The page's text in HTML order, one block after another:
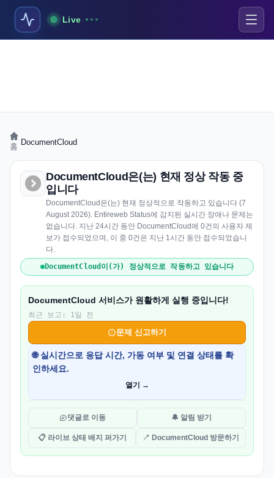
Live
홈 DocumentCloud
DocumentCloud은(는) 현재 정상 작동 중
입니다
DocumentCloud은(는) 현재 정상적으로 작동하고 있습니다 (7
August 2026). Entireweb Status에 감지된 실시간 장애나 문제는
없습니다. 지난 24시간 동안 DocumentCloud에 0건의 사용자 제
보가 접수되었으며, 이 중 0건은 지난 1시간 동안 접수되었습니
다.
DocumentCloud이(가) 정상적으로 작동하고 있습니다
DocumentCloud 서비스가 원활하게 실행 중입니다!
최근 보고: 1일 전
문제 신고하기
🌐 실시간으로 응답 시간, 가동 여부 및 연결 상태를 확
인하세요.
열기 →
댓글로 이동 🔔 알림 받기
📋 라이브 상태 배지 퍼가기 ↗ DocumentCloud 방문하기